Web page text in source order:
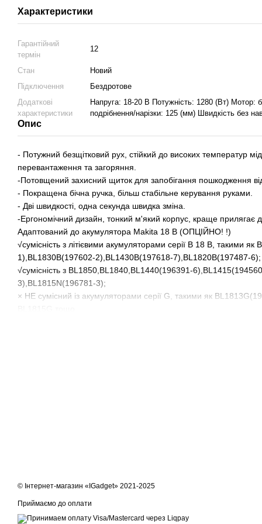
Характеристики
Гарантійний
термін
12
Стан
Новий
Підключення
Бездротове
Додаткові
характеристики
Напруга: 18-20 В Потужність: 1280 (Вт) Мотор:
подрібнення/нарізки: 125 (мм) Швидкість без
Опис
- Потужний безщітковий рух, стійкий до високих температур
перевантаження та загоряння.
-Потовщений захисний щиток для запобігання пошкодження
- Покращена бічна ручка, більш стабільне керування руками.
- Дві швидкості, одна секунда швидка зміна.
-Ергономічний дизайн, тонкий м'який корпус, краще прилягає
Адаптований до акумулятора Makita 18 В (ОПЦІЙНО! !)
√сумісність з літієвими акумуляторами серії B 18 В, такими
1),BL1830B(197602-2),BL1430B(197618-7),BL1820B(197487-6);
√сумісність з BL1850,BL1840,BL1440(196391-
3),BL1815N(196781-3);
× НЕ сумісний із акумуляторами серії G, такими як
© Інтернет-магазин «IGadget» 2021-2025
Приймаємо до оплати